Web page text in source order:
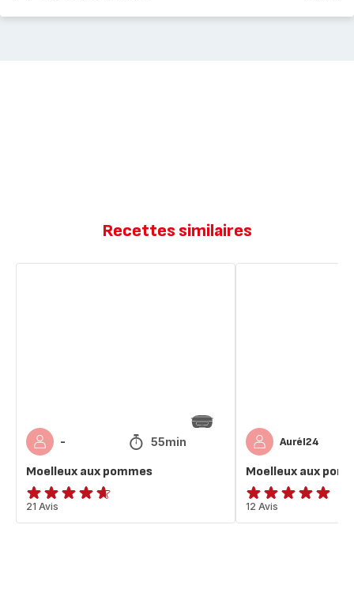
Recettes similaires
- 55min
Moelleux aux pommes
ratings.4.6
21 Avis
Aurél24
Moelleux aux
Avis
5
12 Avis